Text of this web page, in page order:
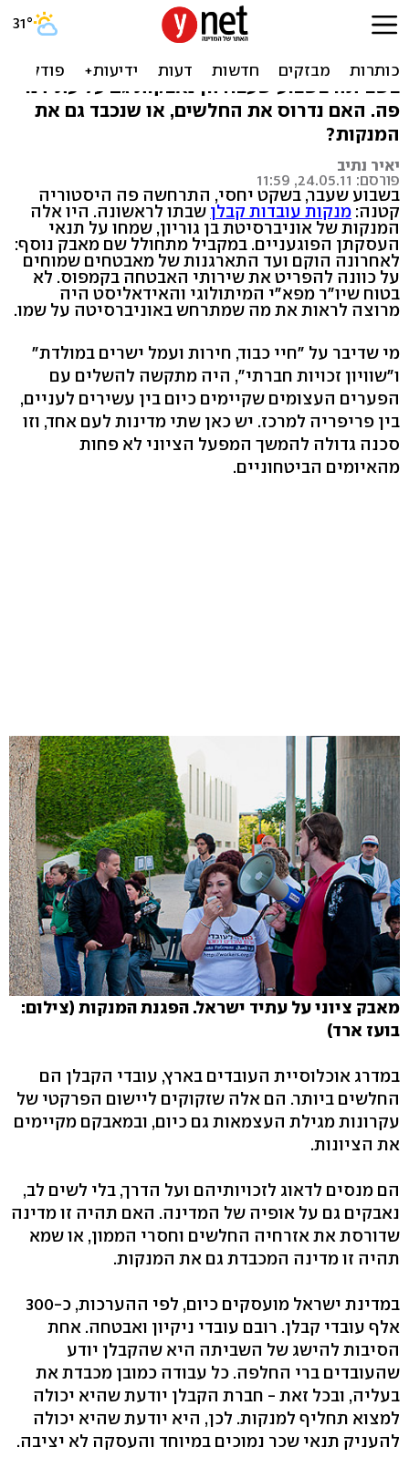
תנקי ותשתקי
המנקות של אוניברסיטת בן גוריון עשו היסטוריה
בשביתה בשבוע שעבר. הן נאבקות גם על עתידנו
פה. האם נדרוס את החלשים, או שנכבד גם את
המנקות?
יאיר נתיב
פורסם: 24.05.11, 11:59
בשבוע שעבר, בשקט יחסי, התרחשה פה היסטוריה
קטנה: מנקות עובדות קבלן שבתו לראשונה. היו אלה
המנקות של אוניברסיטת בן גוריון, שמחו על תנאי
העסקתן הפוגעניים. במקביל מתחולל שם מאבק נוסף:
לאחרונה הוקם ועד התארגנות של מאבטחים שמוחים
על כוונה להפריט את שירותי האבטחה בקמפוס. לא
בטוח שיו"ר מפא"י המיתולוגי והאידאליסט היה
מרוצה לראות את מה שמתרחש באוניברסיטה על שמו.
מי שדיבר על "חיי כבוד, חירות ועמל ישרים במולדת"
ו"שוויון זכויות חברתי", היה מתקשה להשלים עם
הפערים העצומים שקיימים כיום בין עשירים לעניים,
בין פריפריה למרכז. יש כאן שתי מדינות לעם אחד, וזו
סכנה גדולה להמשך המפעל הציוני לא פחות
מהאיומים הביטחוניים.
מאבק ציוני על עתיד ישראל. הפגנת המנקות (צילום:
בועז ארד)
במדרג אוכלוסיית העובדים בארץ, עובדי הקבלן הם
החלשים ביותר. הם אלה שזקוקים ליישום הפרקטי של
עקרונות מגילת העצמאות גם כיום, ובמאבקם מקיימים
את הציונות.
הם מנסים לדאוג לזכויותיהם ועל הדרך, בלי לשים לב,
נאבקים גם על אופיה של המדינה. האם תהיה זו מדינה
שדורסת את אזרחיה החלשים וחסרי הממון, או שמא
תהיה זו מדינה המכבדת גם את המנקות.
במדינת ישראל מועסקים כיום, לפי ההערכות, כ-300
אלף עובדי קבלן. רובם עובדי ניקיון ואבטחה. אחת
הסיבות להישג של השביתה היא שהקבלן יודע
שהעובדים ברי החלפה. כל עבודה כמובן מכבדת את
בעליה, ובכל זאת - חברת הקבלן יודעת שהיא יכולה
למצוא תחליף למנקות. לכן, היא יודעת שהיא יכולה
להעניק תנאי שכר נמוכים במיוחד והעסקה לא יציבה.